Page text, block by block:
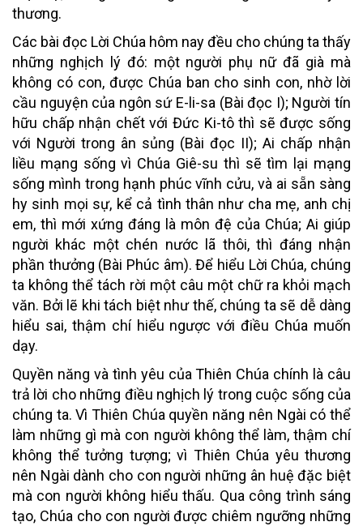
thương.
Các bài đọc Lời Chúa hôm nay đều cho chúng ta thấy
những nghịch lý đó: một người phụ nữ đã già mà
không có con, được Chúa ban cho sinh con, nhờ lời
cầu nguyện của ngôn sứ E-li-sa (Bài đọc I); Người tín
hữu chấp nhận chết với Đức Ki-tô thì sẽ được sống
với Người trong ân sủng (Bài đọc II); Ai chấp nhận
liều mạng sống vì Chúa Giê-su thì sẽ tìm lại mạng
sống mình trong hạnh phúc vĩnh cửu, và ai sẵn sàng
hy sinh mọi sự, kể cả tình thân như cha mẹ, anh chị
em, thì mới xứng đáng là môn đệ của Chúa; Ai giúp
người khác một chén nước lã thôi, thì đáng nhận
phần thưởng (Bài Phúc âm). Để hiểu Lời Chúa, chúng
ta không thể tách rời một câu một chữ ra khỏi mạch
văn. Bởi lẽ khi tách biệt như thế, chúng ta sẽ dễ dàng
hiểu sai, thậm chí hiểu ngược với điều Chúa muốn
dạy.
Quyền năng và tình yêu của Thiên Chúa chính là câu
trả lời cho những điều nghịch lý trong cuộc sống của
chúng ta. Vì Thiên Chúa quyền năng nên Ngài có thể
làm những gì mà con người không thể làm, thậm chí
không thể tưởng tượng; vì Thiên Chúa yêu thương
nên Ngài dành cho con người những ân huệ đặc biệt
mà con người không hiểu thấu. Qua công trình sáng
tạo, Chúa cho con người được chiêm ngưỡng những